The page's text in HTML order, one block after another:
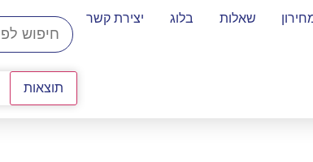
שאלות בלוג יצירת קשר
תוצאות